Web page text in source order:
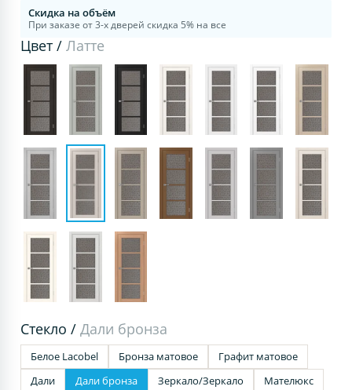
Скидка на объём
При заказе от 3-х дверей скидка 5% на все
Цвет /Латте
Стекло /Дали бронза
Белое Lacobel Бронза матовое
Графит матовое
Дали
Дали бронза Зеркало/Зеркало
Мателюкс